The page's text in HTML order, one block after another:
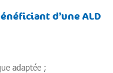
d’une ALD
adaptée ;